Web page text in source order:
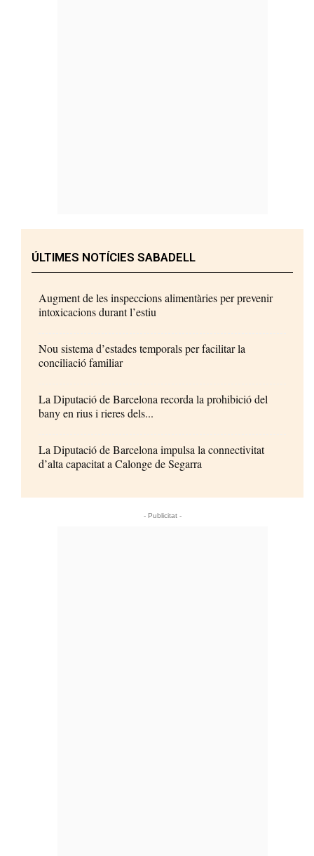
ÚLTIMES NOTÍCIES SABADELL
Augment de les inspeccions alimentàries per prevenir
intoxicacions durant l’estiu
Nou sistema d’estades temporals per facilitar la
conciliació familiar
La Diputació de Barcelona recorda la prohibició del
bany en rius i rieres dels...
La Diputació de Barcelona impulsa la connectivitat
d’alta capacitat a Calonge de Segarra
- Publicitat -